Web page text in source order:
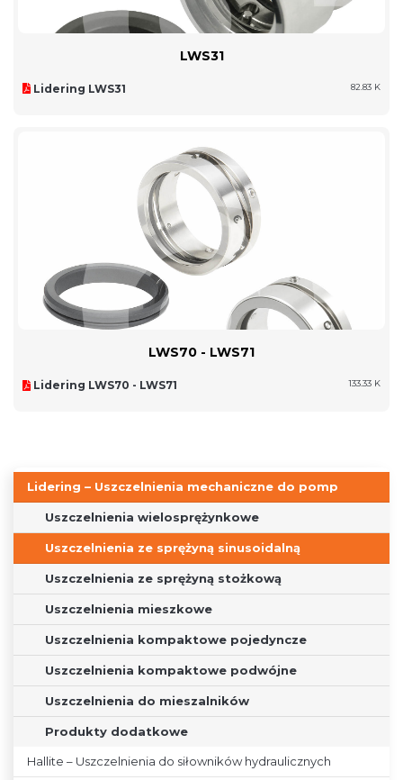
LWS31
Lidering LWS31 82.83 K
LWS70 - LWS71
Lidering LWS70 - LWS71 133.33 K
Lidering – Uszczelnienia mechaniczne do pomp
Uszczelnienia wielosprężynkowe
Uszczelnienia ze sprężyną sinusoidalną
Uszczelnienia ze sprężyną stożkową
Uszczelnienia mieszkowe
Uszczelnienia kompaktowe pojedyncze
Uszczelnienia kompaktowe podwójne
Uszczelnienia do mieszalników
Produkty dodatkowe
Hallite – Uszczelnienia do siłowników hydraulicznych